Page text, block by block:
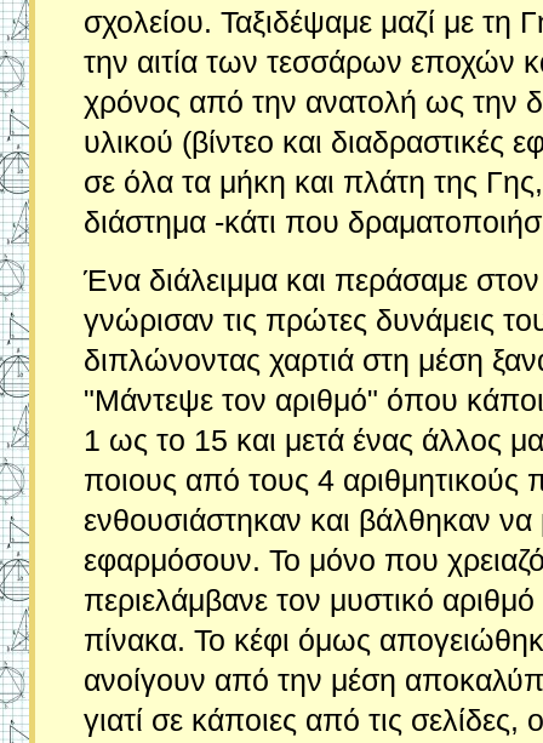
σχολείου. Ταξιδέψαμε μαζί με τη
την αιτία των τεσσάρων εποχών
χρόνος από την ανατολή ως την
υλικού (βίντεο και διαδραστικές
σε όλα τα μήκη και πλάτη της
διάστημα -κάτι που
Ένα διάλειμμα και περάσαμε
γνώρισαν τις πρώτες δυνάμεις
διπλώνοντας χαρτιά στη μέση
"Μάντεψε τον αριθμό" όπου
1 ως το 15 και μετά ένας άλλος
ποιους από τους 4 αριθμητικούς
ενθουσιάστηκαν και βάλθηκαν
εφαρμόσουν. Το μόνο που
περιελάμβανε τον μυστικό
πίνακα. Το κέφι όμως
ανοίγουν από την μέση
γιατί σε κάποιες από τις